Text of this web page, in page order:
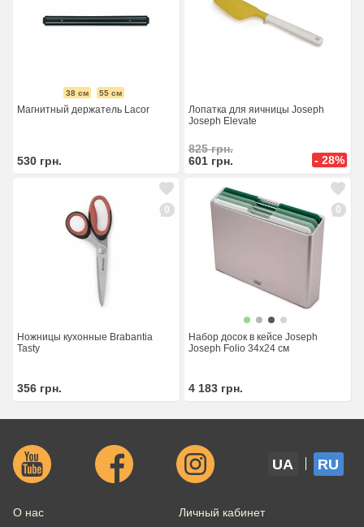
38 см 55 см
Магнитный держатель Lacor
530 грн.
Лопатка для яичницы Joseph
Joseph Elevate
825грн.
601 грн. - 28%
0
Ножницы кухонные Brabantia
Tasty
356 грн.
0
Набор досок в кейсе Joseph
Joseph Folio 34х24 см
4 183 грн.
UA RU
О нас Личный кабинет